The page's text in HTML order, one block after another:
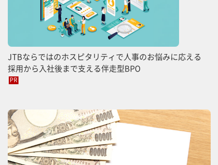
JTBならではのホスピタリティで人事のお悩みに応える
採用から入社後まで支える伴走型BPO
PR